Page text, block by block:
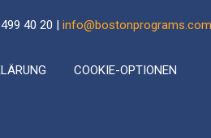
40 20 | info@bostonprograms.com
COOKIE-OPTIONEN